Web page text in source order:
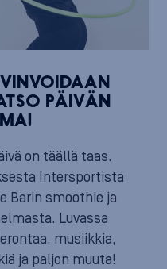
PÄIVÄN
on täällä taas.
Intersportista
Barin smoothie ja
Luvassa
musiikkia,
ja paljon muuta!